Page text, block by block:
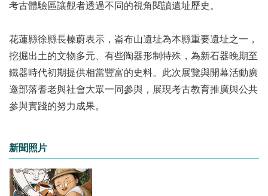
考古體驗區讓觀者透過不同的視角閱讀遺址歷史。
花蓮縣徐縣長榛蔚表示，崙布山遺址為本縣重要遺址之一，
挖掘出土的文物多元、有些陶器形制特殊，為新石器晚期至
鐵器時代初期提供相當豐富的史料。此次展覽與開幕活動廣
邀部落耆老與社會大眾一同參與，展現考古教育推廣與公共
參與實踐的努力成果。
新聞照片